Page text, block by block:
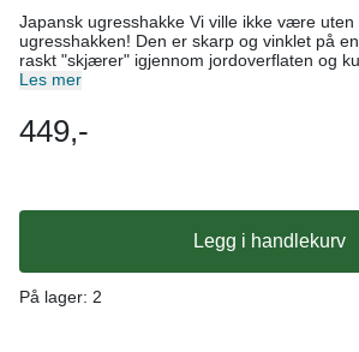
Japansk ugresshakke Vi ville ikke være uten denne fantastiske
ugresshakken! Den er skarp og vinklet på
raskt "skjærer" igjennom jordoverflaten og
ugresset. Veldig raskt og effektivt! Mål: Lengde: 30 cm lang
venstrehendte
Les mer
449,-
Legg i handlekurv
På lager: 2